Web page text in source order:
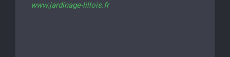
www.jardinage-lillois.fr